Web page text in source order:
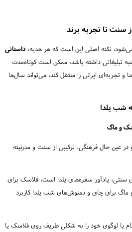
سنت تا تجربه برند
نکته اصلی این است که هر هدیه، داستانی
تبلیغاتی داشته باشد، ممکن است کوتاه‌مدت
تجربه‌ای ایرانی را منتقل کند، می‌تواند سال‌ها
شب یلدا
و ماگ
عین حال فرهنگی، ترکیبی از سنت و مدرنیته
یادآور سفره‌های یلدا است، فلاسک برای
ماگ برای چای و دمنوش‌های شب یلدا کاربرد
یا لوگوی خود را به شکلی ظریف روی فلاسک یا